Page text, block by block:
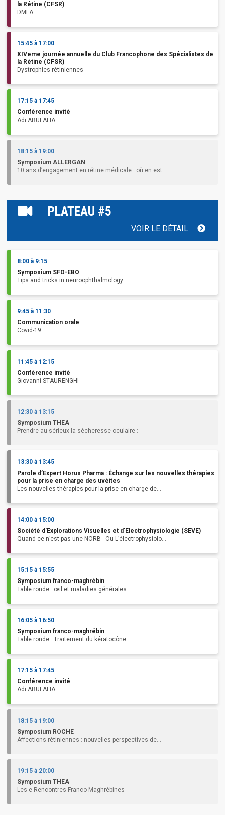
la Rétine (CFSR)
DMLA
15:45 à 17:00
XIVeme journée annuelle du Club Francophone des Spécialistes de
la Rétine (CFSR)
Dystrophies rétiniennes
17:15 à 17:45
Conférence invité
Adi ABULAFIA
18:15 à 19:00
Symposium ALLERGAN
10 ans d’engagement en rétine médicale : où en est...
PLATEAU #5
VOIR LE DÉTAIL
8:00 à 9:15
Symposium SFO-EBO
Tips and tricks in neuroophthalmology
9:45 à 11:30
Communication orale
Covid-19
11:45 à 12:15
Conférence invité
Giovanni STAURENGHI
12:30 à 13:15
Symposium THEA
Prendre au sérieux la sécheresse oculaire :
13:30 à 13:45
Parole d’Expert Horus Pharma : Échange sur les nouvelles thérapies
pour la prise en charge des uvéites
Les nouvelles thérapies pour la prise en charge de...
14:00 à 15:00
Société d'Explorations Visuelles et d'Electrophysiologie (SEVE)
Quand ce n’est pas une NORB - Ou L’électrophysiolo...
15:15 à 15:55
Symposium franco-maghrébin
Table ronde : œil et maladies générales
16:05 à 16:50
Symposium franco-maghrébin
Table ronde : Traitement du kératocône
17:15 à 17:45
Conférence invité
Adi ABULAFIA
18:15 à 19:00
Symposium ROCHE
Affections rétiniennes : nouvelles perspectives de...
19:15 à 20:00
Symposium THEA
Les e-Rencontres Franco-Maghrébines